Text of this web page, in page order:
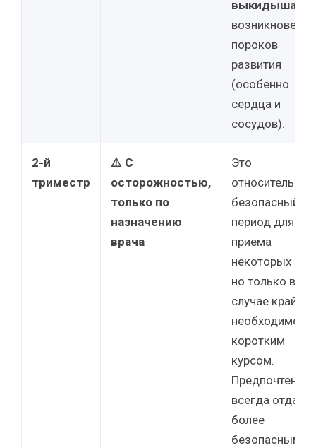
выкидыша
возникновения
пороков
развития
(особенно
сердца и
сосудов).
2-й
триместр
⚠️ С
осторожностью,
только по
назначению
врача
Это
относительно
безопасный
период для
приема
некоторых
но только в
случае крайней
коротким
курсом.
Предпочтение
всегда
более
безопасным